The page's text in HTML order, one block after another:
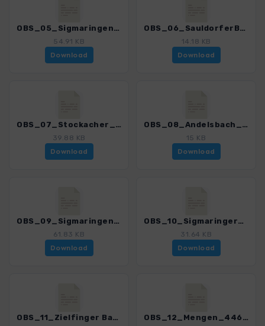
OBS_05_Sigmaringen-Messkirch_4462_2.gpx
54.91 KB
Download
OBS_06_SauldorferBaggerseen_4462_2.gpx
14.18 KB
Download
OBS_07_Stockacher_Aach_T7_4462_2.gpx
39.88 KB
Download
OBS_08_Andelsbach_4462_2.gpx
15 KB
Download
OBS_09_Sigmaringen_4462_2.gpx
61.83 KB
Download
OBS_10_Sigmaringer_Forst_4462_2.gpx
31.64 KB
Download
OBS_11_Zielfinger Baggersee_4462_2.gpx OBS_12_Mengen_4462_2.gpx